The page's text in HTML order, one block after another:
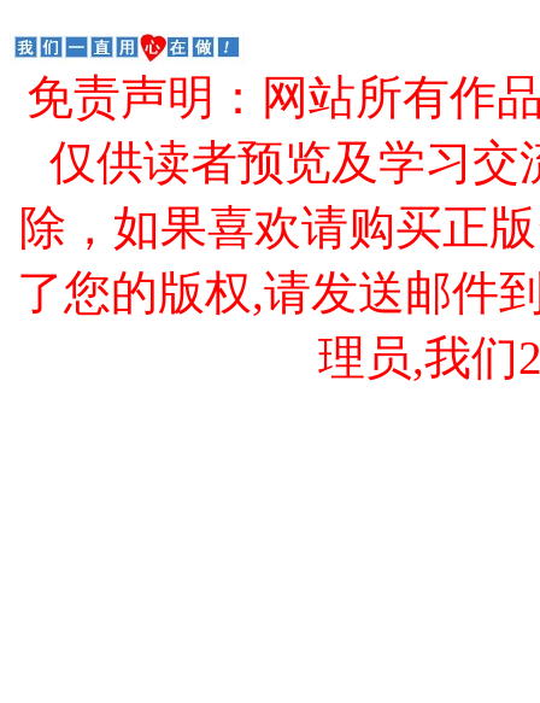
免责声明：网站所有作
仅供读者预览及学习交
除，如果喜欢请购买正
了您的版权,请发送邮件
理员,我们